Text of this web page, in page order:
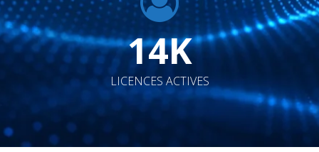
14K
LICENCES ACTIVES